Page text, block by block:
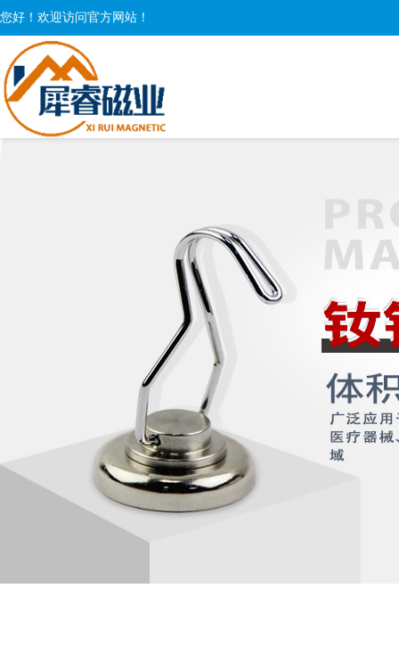
您好！欢迎访问官方网站！